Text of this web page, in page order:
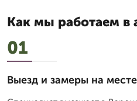
Как мы работаем в
01
Выезд и замеры на месте